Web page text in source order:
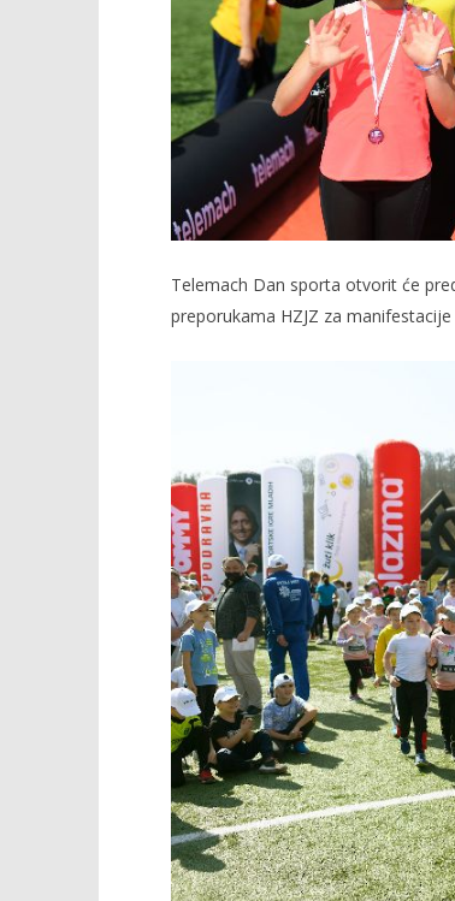
Telemach Dan sporta otvorit će
preporukama HZJZ za